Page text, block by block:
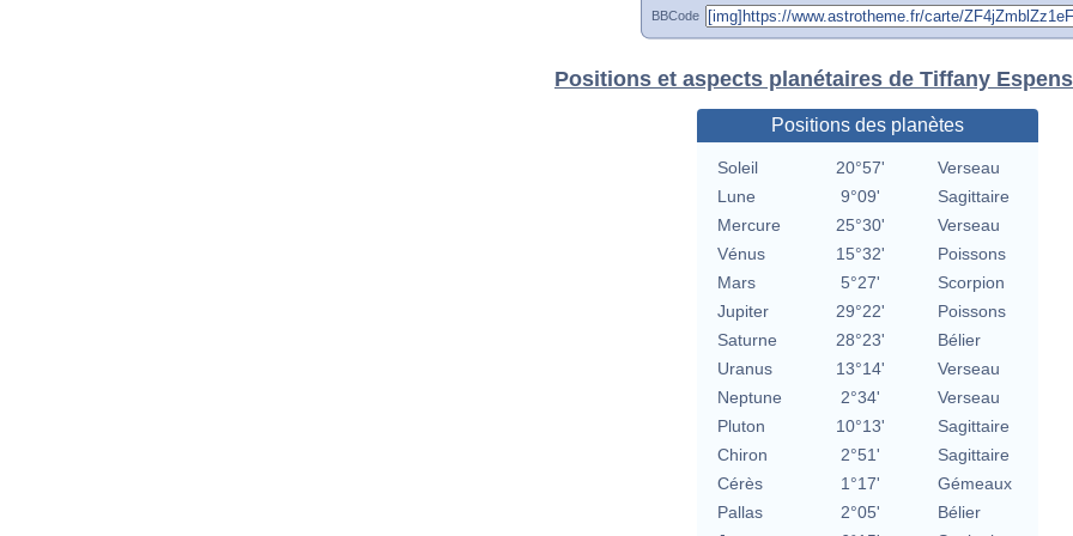
BBCode
Positions et aspects planétaires de Tiffany
Positions des planètes
Soleil 20°57'
Verseau
Lune
9°09'
Sagittaire
Mercure
25°30'
Verseau
Vénus
15°32'
Poissons
Mars
5°27'
Scorpion
Jupiter
29°22'
Poissons
Saturne
28°23'
Bélier
Uranus
13°14'
Verseau
Neptune
2°34'
Verseau
Pluton
10°13'
Sagittaire
Chiron
2°51'
Sagittaire
Cérès
1°17'
Gémeaux
Pallas
2°05'
Bélier